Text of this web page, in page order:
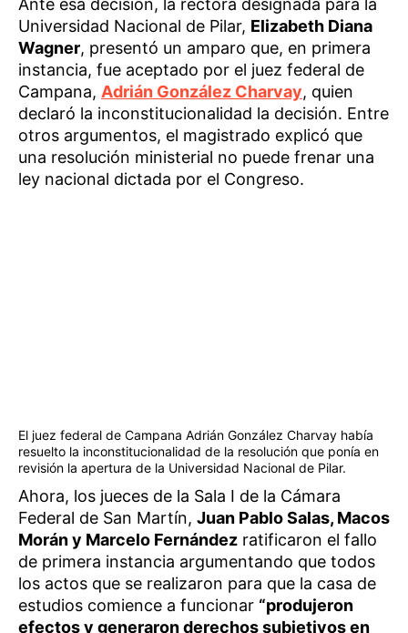
Ante esa decisión, la rectora designada para la
Universidad Nacional de Pilar, Elizabeth Diana
Wagner, presentó un amparo que, en primera
instancia, fue aceptado por el juez federal de
Campana, Adrián González Charvay, quien
declaró la inconstitucionalidad la decisión. Entre
otros argumentos, el magistrado explicó que
una resolución ministerial no puede frenar una
ley nacional dictada por el Congreso.
El juez federal de Campana Adrián González Charvay había
resuelto la inconstitucionalidad de la resolución que ponía en
revisión la apertura de la Universidad Nacional de Pilar.
Ahora, los jueces de la Sala I de la Cámara
Federal de San Martín, Juan Pablo Salas, Macos
Morán y Marcelo Fernández ratificaron el fallo
de primera instancia argumentando que todos
los actos que se realizaron para que la casa de
estudios comience a funcionar “produjeron
efectos y generaron derechos subjetivos en